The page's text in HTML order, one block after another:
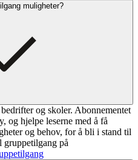
muligheter?
og skoler. Abonnementet
og hjelpe leserne med å få
og behov, for å bli i stand til
gruppetilgang på